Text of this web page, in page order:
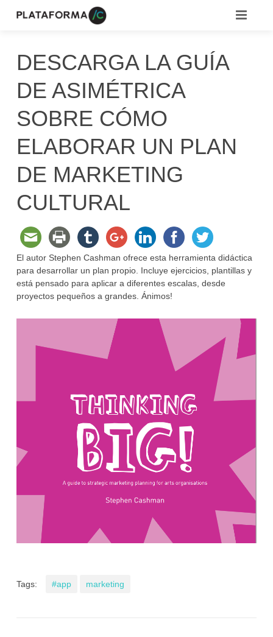
DESCARGA LA GUÍA
DE ASIMÉTRICA
SOBRE CÓMO
ELABORAR UN PLAN
DE MARKETING
CULTURAL
El autor Stephen Cashman ofrece esta herramienta didáctica
para desarrollar un plan propio. Incluye ejercicios, plantillas y
está pensado para aplicar a diferentes escalas, desde
proyectos pequeños a grandes. Ánimos!
Tags: #app marketing